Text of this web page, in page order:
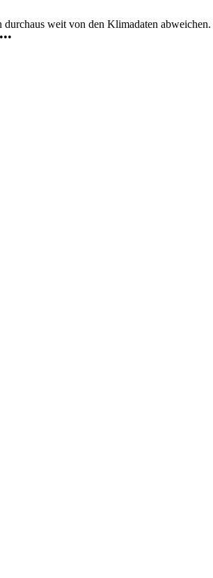
durchaus weit von den Klimadaten